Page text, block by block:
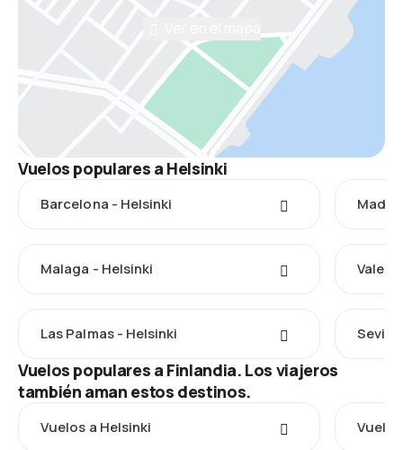
Vuelos populares a Helsinki
Barcelona - Helsinki
Malaga - Helsinki
Las Palmas - Helsinki
Vuelos populares a Finlandia. Los viajeros
también aman estos destinos.
Vuelos a Helsinki